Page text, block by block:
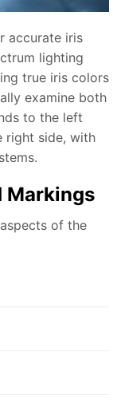
accurate iris
lighting
true iris colors
examine both
to the left
right side, with
Markings
of the